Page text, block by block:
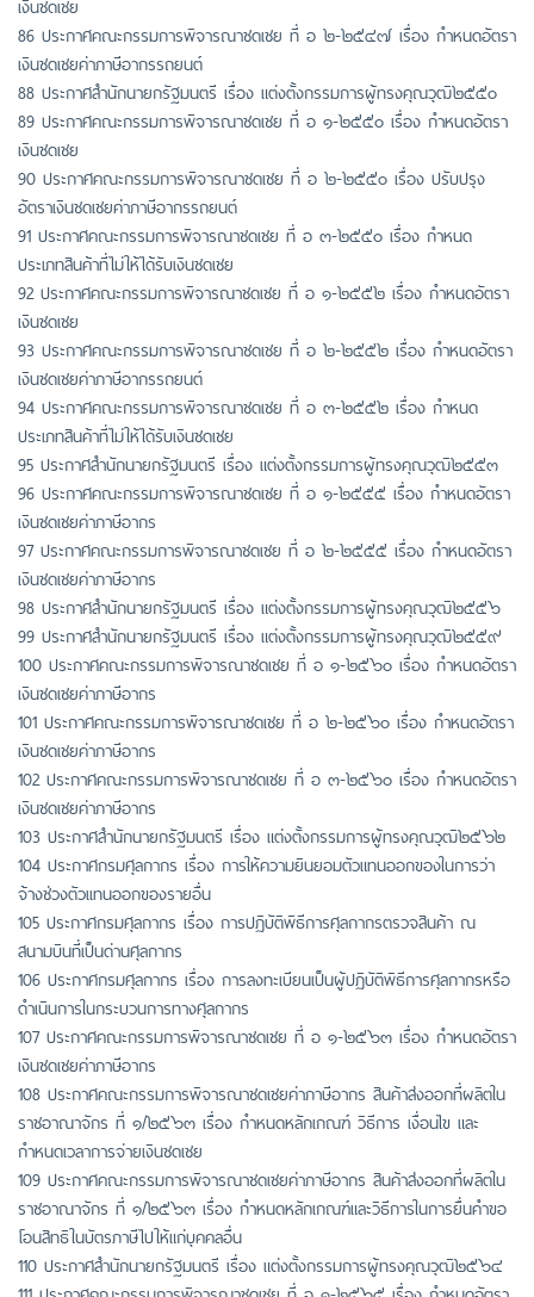
เงินชดเชย
86 ประกาศคณะกรรมการพิจารณาชดเชย ที่ อ ๒-๒๕๔๗ เรื่อง กำหนดอัตรา
เงินชดเชยค่าภาษีอากรรถยนต์
88 ประกาศสำนักนายกรัฐมนตรี เรื่อง แต่งตั้งกรรมการผู้ทรงคุณวุฒิ๒๕๕๐
89 ประกาศคณะกรรมการพิจารณาชดเชย ที่ อ ๑-๒๕๕๐ เรื่อง กำหนดอัตรา
เงินชดเชย
90 ประกาศคณะกรรมการพิจารณาชดเชย ที่ อ ๒-๒๕๕๐ เรื่อง ปรับปรุง
อัตราเงินชดเชยค่าภาษีอากรรถยนต์
91 ประกาศคณะกรรมการพิจารณาชดเชย ที่ อ ๓-๒๕๕๐ เรื่อง กำหนด
ประเภทสินค้าที่ไม่ให้ได้รับเงินชดเชย
92 ประกาศคณะกรรมการพิจารณาชดเชย ที่ อ ๑-๒๕๕๒ เรื่อง กำหนดอัตรา
เงินชดเชย
93 ประกาศคณะกรรมการพิจารณาชดเชย ที่ อ ๒-๒๕๕๒ เรื่อง กำหนดอัตรา
เงินชดเชยค่าภาษีอากรรถยนต์
94 ประกาศคณะกรรมการพิจารณาชดเชย ที่ อ ๓-๒๕๕๒ เรื่อง กำหนด
ประเภทสินค้าที่ไม่ให้ได้รับเงินชดเชย
95 ประกาศสำนักนายกรัฐมนตรี เรื่อง แต่งตั้งกรรมการผู้ทรงคุณวุฒิ๒๕๕๓
96 ประกาศคณะกรรมการพิจารณาชดเชย ที่ อ ๑-๒๕๕๕ เรื่อง กำหนดอัตรา
เงินชดเชยค่าภาษีอากร
97 ประกาศคณะกรรมการพิจารณาชดเชย ที่ อ ๒-๒๕๕๕ เรื่อง กำหนดอัตรา
เงินชดเชยค่าภาษีอากร
98 ประกาศสำนักนายกรัฐมนตรี เรื่อง แต่งตั้งกรรมการผู้ทรงคุณวุฒิ๒๕๕๖
99 ประกาศสำนักนายกรัฐมนตรี เรื่อง แต่งตั้งกรรมการผู้ทรงคุณวุฒิ๒๕๕๙
100 ประกาศคณะกรรมการพิจารณาชดเชย ที่ อ ๑-๒๕๖๐ เรื่อง กำหนดอัตรา
เงินชดเชยค่าภาษีอากร
101 ประกาศคณะกรรมการพิจารณาชดเชย ที่ อ ๒-๒๕๖๐ เรื่อง กำหนดอัตรา
เงินชดเชยค่าภาษีอากร
102 ประกาศคณะกรรมการพิจารณาชดเชย ที่ อ ๓-๒๕๖๐ เรื่อง กำหนดอัตรา
เงินชดเชยค่าภาษีอากร
103 ประกาศสำนักนายกรัฐมนตรี เรื่อง แต่งตั้งกรรมการผู้ทรงคุณวุฒิ๒๕๖๒
104 ประกาศกรมศุลกากร เรื่อง การให้ความยินยอมตัวแทนออกของในการว่า
จ้างช่วงตัวเเทนออกของรายอื่น
105 ประกาศกรมศุลกากร เรื่อง การปฏิบัติพิธีการศุลกากรตรวจสินค้า ณ
สนามบินที่เป็นด่านศุลกากร
106 ประกาศกรมศุลกากร เรื่อง การลงทะเบียนเป็นผู้ปฏิบัติพิธีการศุลกากรหรือ
ดำเนินการในกระบวนการทางศุลกากร
107 ประกาศคณะกรรมการพิจารณาชดเชย ที่ อ ๑-๒๕๖๓ เรื่อง กำหนดอัตรา
เงินชดเชยค่าภาษีอากร
108 ประกาศคณะกรรมการพิจารณาชดเชยค่าภาษีอากร สินค้าส่งออกที่ผลิตใน
ราชอาณาจักร ที่ ๑/๒๕๖๓ เรื่อง กำหนดหลักเกณฑ์ วิธีการ เงื่อนไข และ
กำหนดเวลาการจ่ายเงินชดเชย
109 ประกาศคณะกรรมการพิจารณาชดเชยค่าภาษีอากร สินค้าส่งออกที่ผลิตใน
ราชอาณาจักร ที่ ๑/๒๕๖๓ เรื่อง กำหนดหลักเกณฑ์และวิธีการในการยื่นคำขอ
โอนสิทธิในบัตรภาษีไปให้แก่บุคคลอื่น
110 ประกาศสำนักนายกรัฐมนตรี เรื่อง แต่งตั้งกรรมการผู้ทรงคุณวุฒิ๒๕๖๔